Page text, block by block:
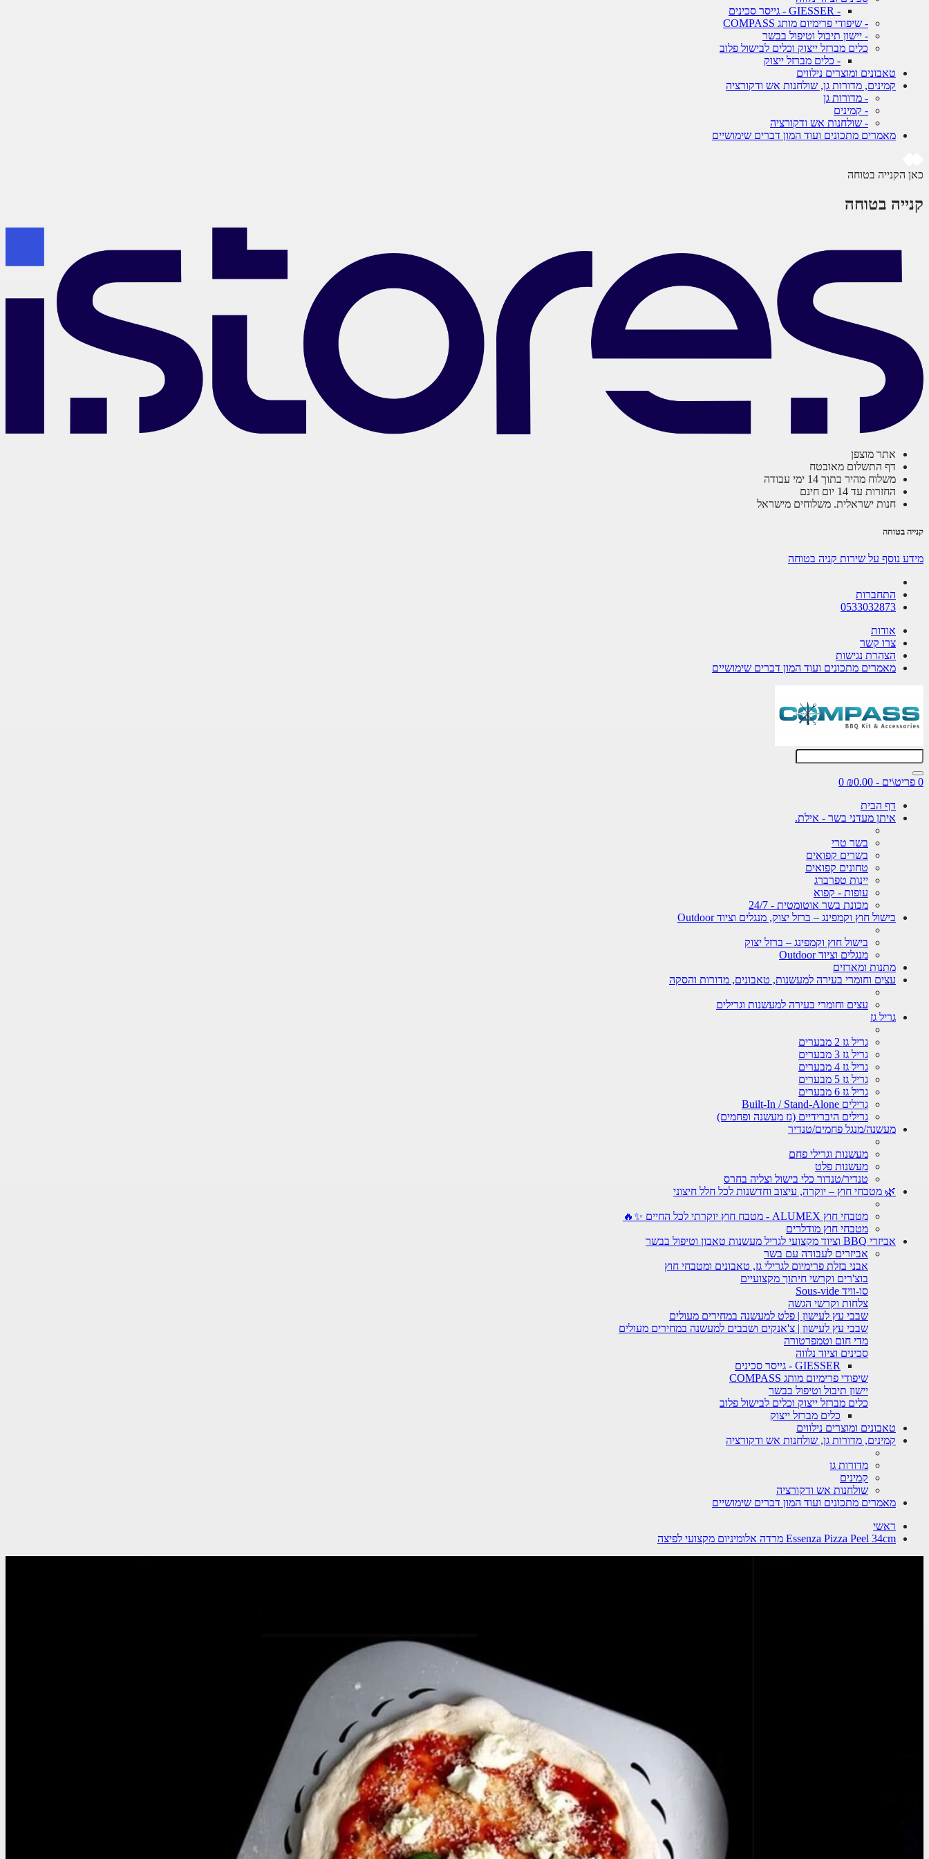
- GIESSER - גייסר סכינים
- שיפודי פרימיום מותג COMPASS
- יישון תיבול וטיפול בבשר
כלים מברזל ייצוק וכלים לבישול פלוב
- כלים מברזל ייצוק
טאבונים ומוצרים נילווים
קמינים, מדורות גן, שולחנות אש ודקורציה
- מדורות גן
- קמינים
- שולחנות אש ודקורציה
מאמרים מתכונים ועוד המון דברים שימושיים
כאן הקנייה בטוחה
קנייה בטוחה
אתר מוצפן
דף התשלום מאובטח
משלוח מהיר בתוך 14 ימי עבודה
החזרות עד 14 יום חינם
חנות ישראלית. משלוחים מישראל
קנייה בטוחה
מידע נוסף על שירות קניה בטוחה
התחברות
0533032873
אודות
צרו קשר
הצהרת נגישות
מאמרים מתכונים ועוד המון דברים שימושיים
0 פריט\ים - ₪0.00
0
דף הבית
איתן מעדני בשר - אילת.
בשר טרי
בשרים קפואים
טחונים קפואים
יינות טפרברג
עופות - קפוא
מכונת בשר אוטומטית - 24/7
בישול חוץ וקמפינג – ברזל יצוק, מנגלים וציוד Outdoor
בישול חוץ וקמפינג – ברזל יצוק
מנגלים וציוד Outdoor
מתנות ומארזים
עצים וחומרי בעירה למעשנות, טאבונים, מדורות והסקה
עצים וחומרי בעירה למעשנות וגרילים
גריל גז
גריל גז 2 מבערים
גריל גז 3 מבערים
גריל גז 4 מבערים
גריל גז 5 מבערים
גריל גז 6 מבערים
גרילים Built-In / Stand-Alone
גרילים היברידיים (גז מעשנה ופחמים)
מעשנה/מנגל פחמים/טנדיר
מעשנות וגרילי פחם
מעשנות פלט
טנדיר/טנדור כלי בישול וצליה בחרס
🌿 מטבחי חוץ – יוקרה, עיצוב וחדשנות לכל חלל חיצוני
מטבחי חוץ ALUMEX - מטבח חוץ יוקרתי לכל החיים ✨🔥
מטבחי חוץ מודלרים
אביזרי BBQ וציוד מקצועי לגריל מעשנות טאבון וטיפול בבשר
אביזרים לעבודה עם בשר
אבני בזלת פרימיום לגרילי גז, טאבונים ומטבחי חוץ
בוצ'רים וקרשי חיתוך מקצועיים
סו-וויד Sous-vide
צלחות וקרשי הגשה
שבבי עץ לעישון | פלט למעשנה במחירים מעולים
שבבי עץ לעישון | צ'אנקים ושבבים למעשנה במחירים מעולים
מדי חום וטמפרטורה
סכינים וציוד נלווה
GIESSER - גייסר סכינים
שיפודי פרימיום מותג COMPASS
יישון תיבול וטיפול בבשר
כלים מברזל ייצוק וכלים לבישול פלוב
כלים מברזל ייצוק
טאבונים ומוצרים נילווים
קמינים, מדורות גן, שולחנות אש ודקורציה
מדורות גן
קמינים
שולחנות אש ודקורציה
מאמרים מתכונים ועוד המון דברים שימושיים
ראשי
Essenza Pizza Peel 34cm מרדה אלומיניום מקצועי לפיצה